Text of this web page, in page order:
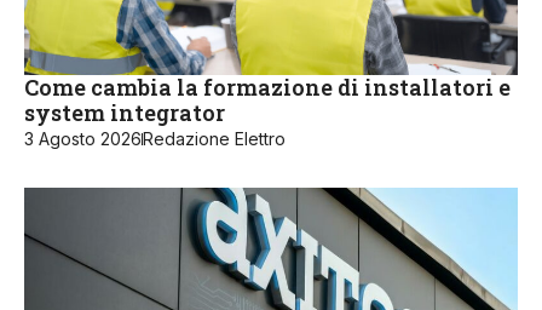
Come cambia la formazione di installatori e
system integrator
3 Agosto 2026Redazione Elettro